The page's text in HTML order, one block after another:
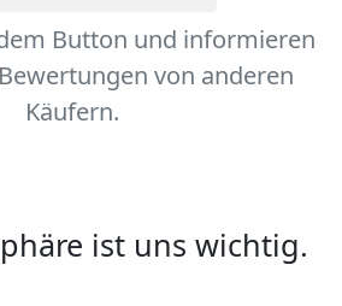
Button und informieren
von anderen
Käufern.
ist uns wichtig.